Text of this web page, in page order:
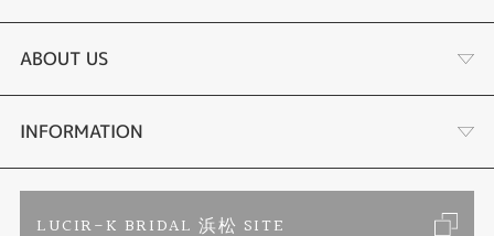
黒蝶真珠
時計
色石
個性溢れる色石の魅力
YouTube ルシルケイチャンネル
ブライダルリングサイト
ABOUT US
店舗情報・会社概要
INFORMATION
LUCIR-K BRIDAL 浜松 SITE